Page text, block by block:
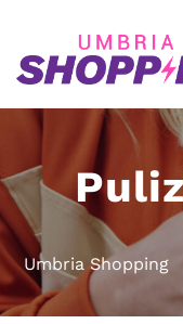
Umbria Shopping